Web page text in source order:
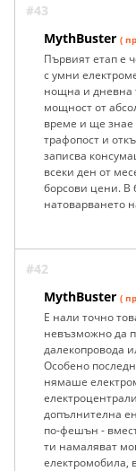
#43
MythBuster (
Първият етап е
с умни
нощна и дневна
мощност от
време и ще знае
трафопост и
записва
всеки ден от
борсови цени. В
натоварването
#42
MythBuster (
Е нали точно
невъзможно да
далекопровода
Особено
нямаше
допълнителна
по-фешън -
ти намаляват
електромобила,